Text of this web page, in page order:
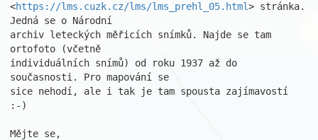
<https://lms.cuzk.cz/lms/lms_prehl_05.html> stránka.
Jedná se o Národní
archiv leteckých měřicích snímků. Najde se tam
ortofoto (včetně
individuálních snímů) od roku 1937 až do
současnosti. Pro mapování se
sice nehodí, ale i tak je tam spousta zajímavostí
:-)
Mějte se,